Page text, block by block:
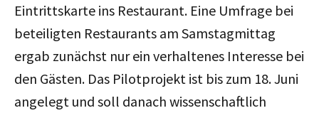
Eintrittskarte ins Restaurant. Eine Umfrage bei
beteiligten Restaurants am Samstagmittag
ergab zunächst nur ein verhaltenes Interesse bei
den Gästen. Das Pilotprojekt ist bis zum 18. Juni
angelegt und soll danach wissenschaftlich